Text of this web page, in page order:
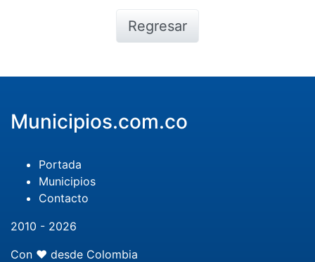
Regresar
Municipios.com.co
Portada
Municipios
Contacto
2010 - 2026
Con ❤️ desde Colombia